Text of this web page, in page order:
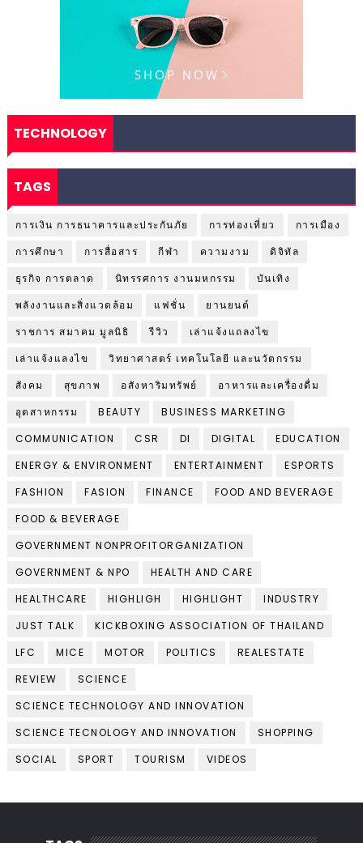
TECHNOLOGY
TAGS
การเงิน การธนาคารและประกันภัย การท่องเที่ยว
การเมือง
การศึกษา
การสื่อสาร กีฬา ความงาม
ดิจิทัล
ธุรกิจ การตลาด
นิทรรศการ งานมหกรรม
บันเทิง
พลังงานและสิ่งแวดล้อม
แฟชั่น
ยานยนต์
ราชการ สมาคม มูลนิธิ
รีวิว
เล่าแจ้งแถลงไข
เล่าแจ้งแลงไข
วิทยาศาสตร์ เทคโนโลยี และนวัตกรรม
สังคม
สุขภาพ อสังหาริมทรัพย์
อาหารและเครื่องดื่ม
อุตสาหกรรม
BEAUTY
BUSINESS MARKETING
COMMUNICATION
CSR DI DIGITAL
EDUCATION
ENERGY & ENVIRONMENT
ENTERTAINMENT
ESPORTS
FASHION
FASION FINANCE
FOOD AND BEVERAGE
FOOD & BEVERAGE
GOVERNMENT NONPROFITORGANIZATION
GOVERNMENT & NPO
HEALTH AND CARE
HEALTHCARE
HIGHLIGH HIGHLIGHT
INDUSTRY
JUST TALK
KICKBOXING ASSOCIATION OF THAILAND
LFC
MICE MOTOR POLITICS
REALESTATE
REVIEW
SCIENCE
SCIENCE TECHNOLOGY AND INNOVATION
SCIENCE TECNOLOGY AND INNOVATION
SHOPPING
SOCIAL
SPORT TOURISM VIDEOS